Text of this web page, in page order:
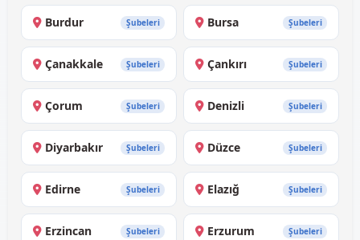
Burdur Şubeleri Bursa Şubeleri
Çanakkale Şubeleri Çankırı Şubeleri
Çorum Şubeleri Denizli Şubeleri
Diyarbakır Şubeleri Düzce Şubeleri
Edirne Şubeleri Elazığ Şubeleri
Erzincan Şubeleri Erzurum Şubeleri